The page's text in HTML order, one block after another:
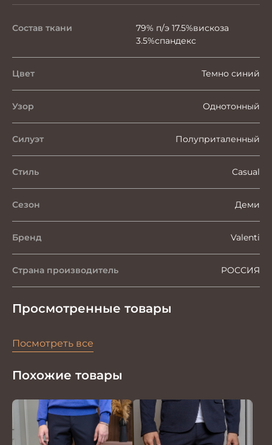
Состав ткани
79% п/э 17.5%вискоза
3.5%спандекс
Цвет Темно синий
Узор Однотонный
Силуэт Полуприталенный
Стиль Casual
Сезон Деми
Бренд Valenti
Страна производитель РОССИЯ
Просмотренные товары
Посмотреть все
Похожие товары